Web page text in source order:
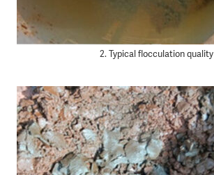
2. Typical flocculation quality